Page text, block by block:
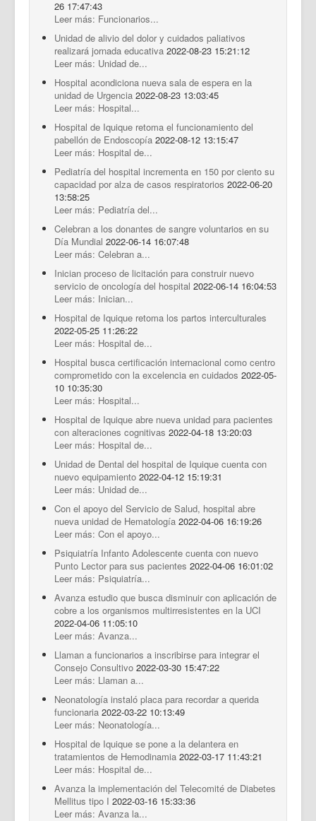
26 17:47:43
Leer más: Funcionarios...
Unidad de alivio del dolor y cuidados paliativos
realizará jornada educativa 2022-08-23 15:21:12
Leer más: Unidad de...
Hospital acondiciona nueva sala de espera en la
unidad de Urgencia 2022-08-23 13:03:45
Leer más: Hospital...
Hospital de Iquique retoma el funcionamiento del
pabellón de Endoscopía 2022-08-12 13:15:47
Leer más: Hospital de...
Pediatría del hospital incrementa en 150 por ciento su
capacidad por alza de casos respiratorios 2022-06-20
13:58:25
Leer más: Pediatría del...
Celebran a los donantes de sangre voluntarios en su
Día Mundial 2022-06-14 16:07:48
Leer más: Celebran a...
Inician proceso de licitación para construir nuevo
servicio de oncología del hospital 2022-06-14 16:04:53
Leer más: Inician...
Hospital de Iquique retoma los partos interculturales
2022-05-25 11:26:22
Leer más: Hospital de...
Hospital busca certificación internacional como centro
comprometido con la excelencia en cuidados 2022-05-
10 10:35:30
Leer más: Hospital...
Hospital de Iquique abre nueva unidad para pacientes
con alteraciones cognitivas 2022-04-18 13:20:03
Leer más: Hospital de...
Unidad de Dental del hospital de Iquique cuenta con
nuevo equipamiento 2022-04-12 15:19:31
Leer más: Unidad de...
Con el apoyo del Servicio de Salud, hospital abre
nueva unidad de Hematología 2022-04-06 16:19:26
Leer más: Con el apoyo...
Psiquiatría Infanto Adolescente cuenta con nuevo
Punto Lector para sus pacientes 2022-04-06 16:01:02
Leer más: Psiquiatría...
Avanza estudio que busca disminuir con aplicación de
cobre a los organismos multirresistentes en la UCI
2022-04-06 11:05:10
Leer más: Avanza...
Llaman a funcionarios a inscribirse para integrar el
Consejo Consultivo 2022-03-30 15:47:22
Leer más: Llaman a...
Neonatología instaló placa para recordar a querida
funcionaria 2022-03-22 10:13:49
Leer más: Neonatología...
Hospital de Iquique se pone a la delantera en
tratamientos de Hemodinamia 2022-03-17 11:43:21
Leer más: Hospital de...
Avanza la implementación del Telecomité de Diabetes
Mellitus tipo I 2022-03-16 15:33:36
Leer más: Avanza la...